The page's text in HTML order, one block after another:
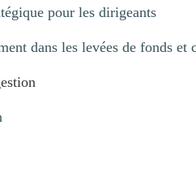
pour les dirigeants
dans les levées de fonds et